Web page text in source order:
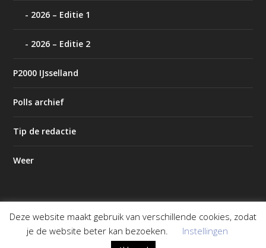
2026 – Editie 1
2026 – Editie 2
P2000 IJsselland
Polls archief
Tip de redactie
Weer
Ontworpen doorElegant Themes | Mogelijk gemaakt door
WordPress
Deze website maakt gebruik van verschillende cookies, zodat
je de website beter kan bezoeken.
Instellingen